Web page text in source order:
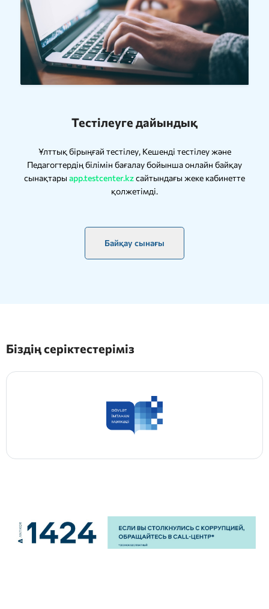
Тестілеуге дайындық
Ұлттық бірыңғай тестілеу, Кешенді тестілеу және
Педагогтердің білімін бағалау бойынша онлайн байқау
сынақтары app.testcenter.kzсайтындағы жеке кабинетте
қолжетімді.
Байқау сынағы
Біздің серіктестеріміз